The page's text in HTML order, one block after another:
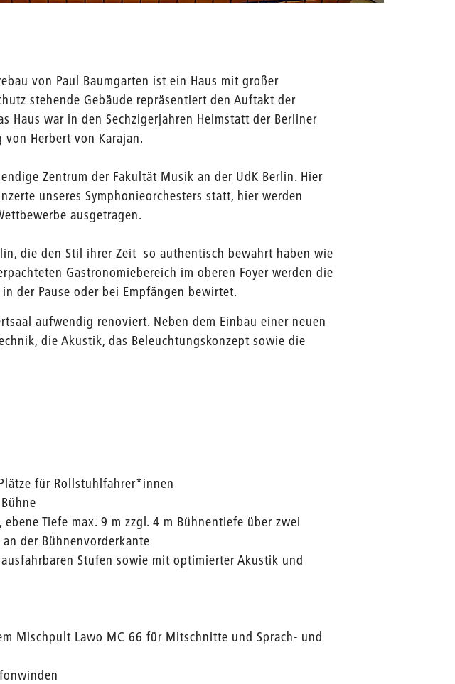
von Paul Baumgarten ist ein Haus mit großer
stehende Gebäude repräsentiert den Auftakt der
Haus war in den Sechzigerjahren Heimstatt der Berliner
Herbert von Karajan.
Zentrum der Fakultät Musik an der UdK Berlin. Hier
unseres Symphonieorchesters statt, hier werden
ausgetragen.
die den Stil ihrer Zeit so authentisch bewahrt haben wie
Gastronomiebereich im oberen Foyer werden die
der Pause oder bei Empfängen bewirtet.
aufwendig renoviert. Neben dem Einbau einer neuen
die Akustik, das Beleuchtungskonzept sowie die
für Rollstuhlfahrer*innen
Tiefe max. 9 m zzgl. 4 m Bühnentiefe über zwei
der Bühnenvorderkante
Stufen sowie mit optimierter Akustik und
Mischpult Lawo MC 66 für Mitschnitte und Sprach- und